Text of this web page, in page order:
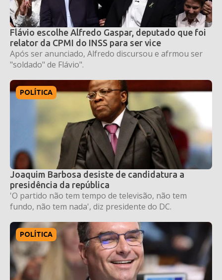
Flávio escolhe Alfredo Gaspar, deputado que foi
relator da CPMI do INSS para ser vice
Após ser anunciado, Alfredo discursou e afrmou ser
"soldado" de Flávio".
POLÍTICA
Joaquim Barbosa desiste de candidatura a
presidência da república
'O partido não tem tempo de televisão, não tem
fundo, não tem nada', diz presidente do DC.
POLÍTICA